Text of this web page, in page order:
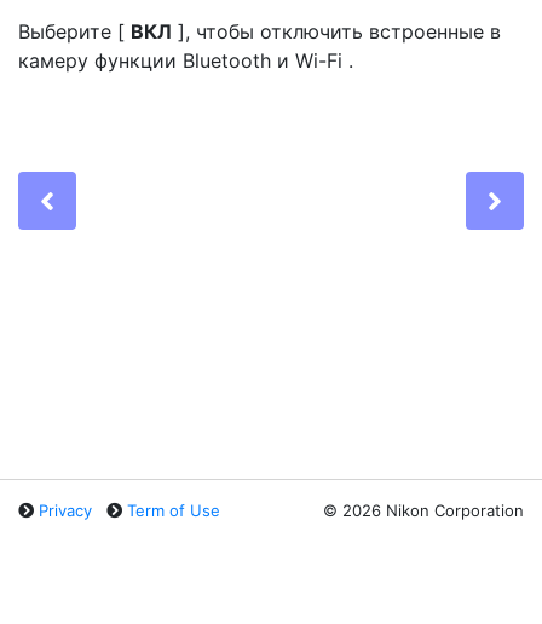
Выберите [ ВКЛ ], чтобы отключить встроенные в
камеру функции Bluetooth и Wi-Fi .
Privacy Term of Use © 2026 Nikon Corporation